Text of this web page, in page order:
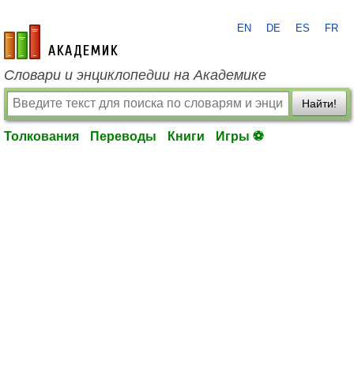
academic.ru
EN DE ES FR
Словари и энциклопедии на Академике
Найти!
Толкования Переводы Книги Игры ⚽